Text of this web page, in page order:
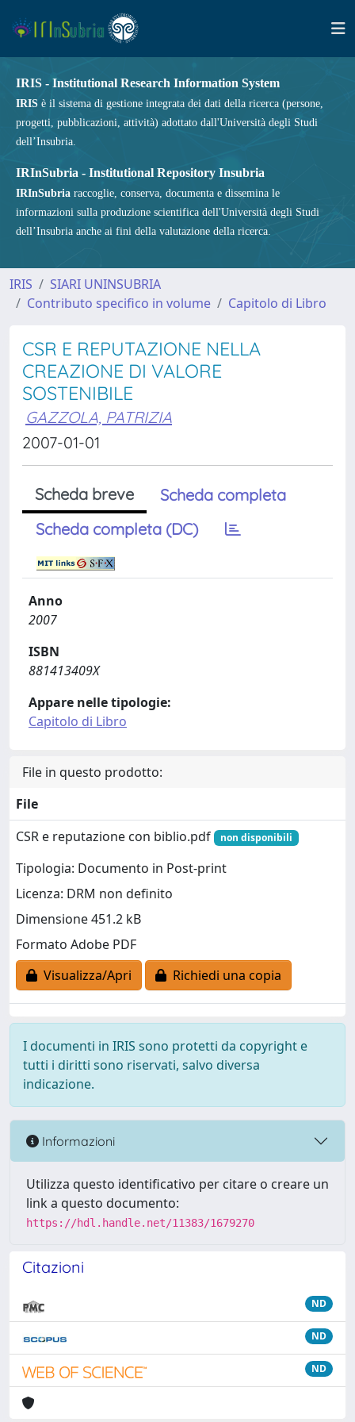
IRIS - Institutional Research Information System
IRIS è il sistema di gestione integrata dei dati della ricerca (persone,
progetti, pubblicazioni, attività) adottato dall'Università degli Studi
dell’Insubria.
IRInSubria - Institutional Repository Insubria
IRInSubria raccoglie, conserva, documenta e dissemina le
informazioni sulla produzione scientifica dell'Università degli Studi
dell’Insubria anche ai fini della valutazione della ricerca.
IRIS
SIARI UNINSUBRIA
Contributo specifico in volume
Capitolo di Libro
CSR E REPUTAZIONE NELLA
CREAZIONE DI VALORE
SOSTENIBILE
GAZZOLA, PATRIZIA
2007-01-01
Scheda breve
Scheda completa
Scheda completa (DC)
Anno
2007
ISBN
881413409X
Appare nelle tipologie:
Capitolo di Libro
File in questo prodotto:
File
CSR e reputazione con biblio.pdf
non disponibili
Tipologia: Documento in Post-print
Licenza: DRM non definito
Dimensione 451.2 kB
Formato Adobe PDF
Visualizza/Apri
Richiedi una copia
I documenti in IRIS sono protetti da copyright e
tutti i diritti sono riservati, salvo diversa
indicazione.
Informazioni
Utilizza questo identificativo per citare o creare un
link a questo documento:
https://hdl.handle.net/11383/1679270
Citazioni
ND
ND
ND